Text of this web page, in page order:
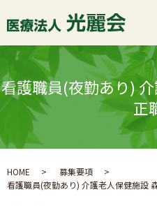
看護職員(夜勤あり)
正
HOME
募集要項
看護職員(夜勤あり) 介護老人保健施設